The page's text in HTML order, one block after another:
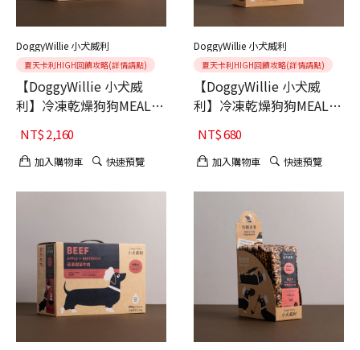
DoggyWillie 小犬威利
夏天卡利HIGH回饋攻略(詳情請點)
【DoggyWillie 小犬威
利】冷凍乾燥狗狗MEAL主
食 覆盆子燉蔬羊肉 800g
NT$2,160
加入購物車 快速預覽
DoggyWillie 小犬威利
夏天卡利HIGH回饋攻略(詳情請點)
【DoggyWillie 小犬威
利】冷凍乾燥狗狗MEAL主
食 蘋果甜菜牛肉 200g
NT$680
加入購物車 快速預覽